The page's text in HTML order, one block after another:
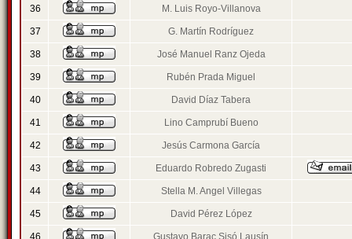
36 M. Luis Royo-Villanova
37 G. Martín Rodríguez
38 José Manuel Ranz Ojeda
39 Rubén Prada Miguel
40 David Díaz Tabera
41 Lino Camprubí Bueno
42 Jesús Carmona García
43 Eduardo Robredo Zugasti
44 Stella M. Angel Villegas
45 David Pérez López
46 Gustavo Barac Sisó Lausín